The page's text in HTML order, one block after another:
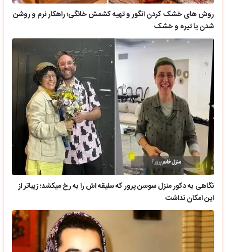
روش های خشک کردن انگور و تهیه کشمش خانگی؛ راهکار نرم و روشن
شدن یا تیره و خشک
نگاهی به دکور منزل سوسن پرور که سلیقه اش را به رخ میکشد؛ زیباتر از
این امکان نداشت